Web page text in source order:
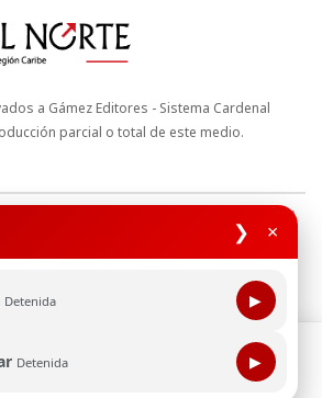
❯ ×
Detenida ▶
Detenida ▶
a Gámez Editores - Sistema Cardenal
parcial o total de este medio.
Derechos de Autor y Propiedad Intelectual
Política de Tratamiento de Datos
cookie para mejorar tu experiencia de
aceptas nuestra política de uso de